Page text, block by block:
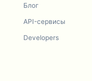
Блог
API-сервисы
Developers